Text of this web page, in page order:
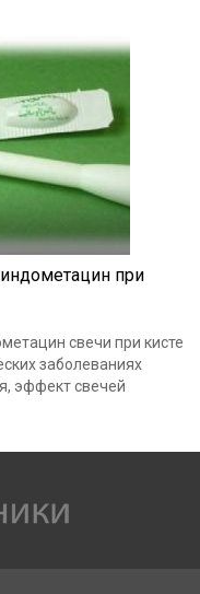
при
свечи при кисте
заболеваниях
эффект свечей